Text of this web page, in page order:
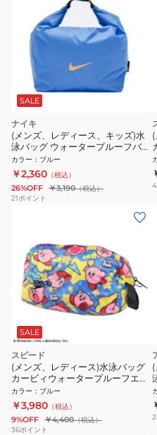
SALE
ナイキ
(メンズ、レディース、キッズ)水
泳バッグ ウォータープルーフバッ
グ 青 6L 1994045-0010 防水 小
型 スイミングバッグ
カラー ： ブルー
￥2,360 （税込）
26%OFF ￥3,190（税込）
21ポイント
SALE
スピード
(メンズ、レディース)水泳バッグ
カービィウォータープルーフエム
SE22602 BL
カラー ： ブルー
￥3,980 （税込）
9%OFF ￥4,400（税込）
36ポイント